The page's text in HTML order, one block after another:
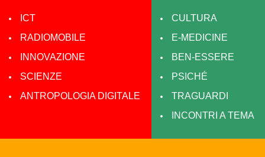
ICT
RADIOMOBILE
INNOVAZIONE
SCIENZE
ANTROPOLOGIA DIGITALE
CULTURA
E-MEDICINE
BEN-ESSERE
PSICHÉ
TRAGUARDI
INCONTRI A TEMA